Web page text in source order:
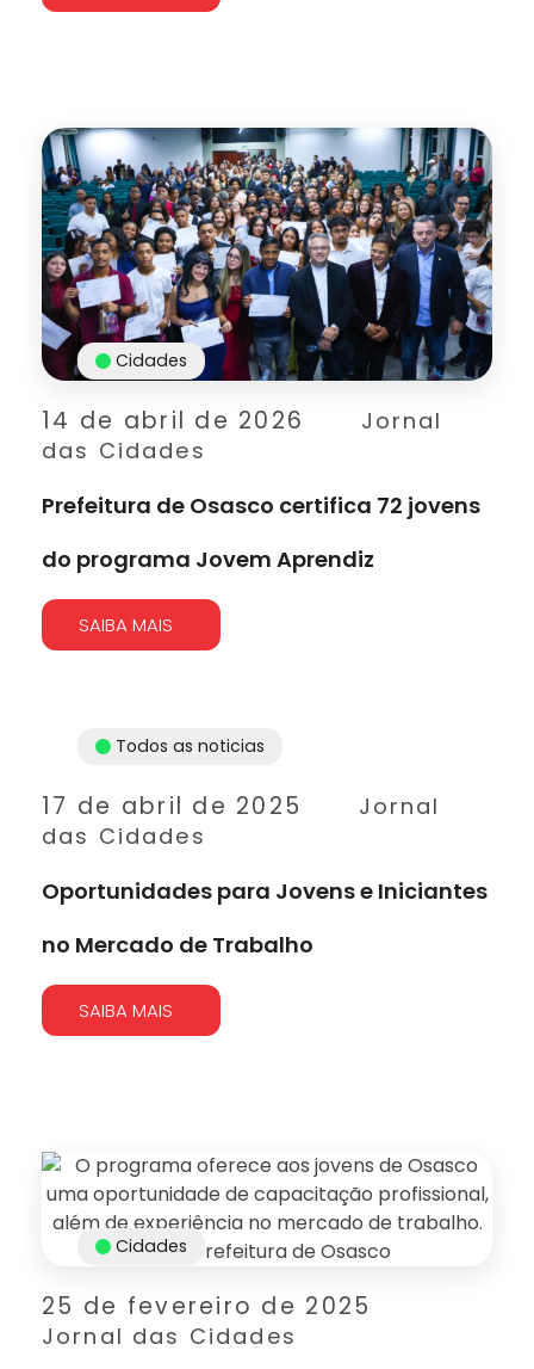
14 de abril de 2026
Jornal
das Cidades
Cidades
Prefeitura de Osasco certifica 72 jovens
do programa Jovem Aprendiz
SAIBA MAIS
17 de abril de 2025
Jornal
das Cidades
Todos as noticias
Oportunidades para Jovens e Iniciantes
no Mercado de Trabalho
SAIBA MAIS
25 de fevereiro de 2025
Jornal das Cidades
Cidades